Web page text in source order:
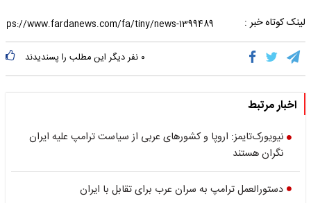
لینک کوتاه خبر :
۰ نفر دیگر این مطلب را پسندیدند
اخبار مرتبط
نیویورک‌تایمز: اروپا و کشورهای عربی از سیاست ترامپ علیه ایران
نگران هستند
دستورالعمل ترامپ به سران عرب برای تقابل با ایران‎